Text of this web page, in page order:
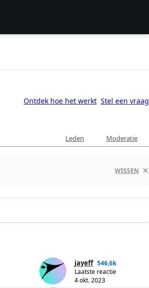
Ontdek hoe het werkt Stel een vraag
Leden Moderatie
WISSEN
jayeff 546,6k
Laatste reactie
4 okt. 2023